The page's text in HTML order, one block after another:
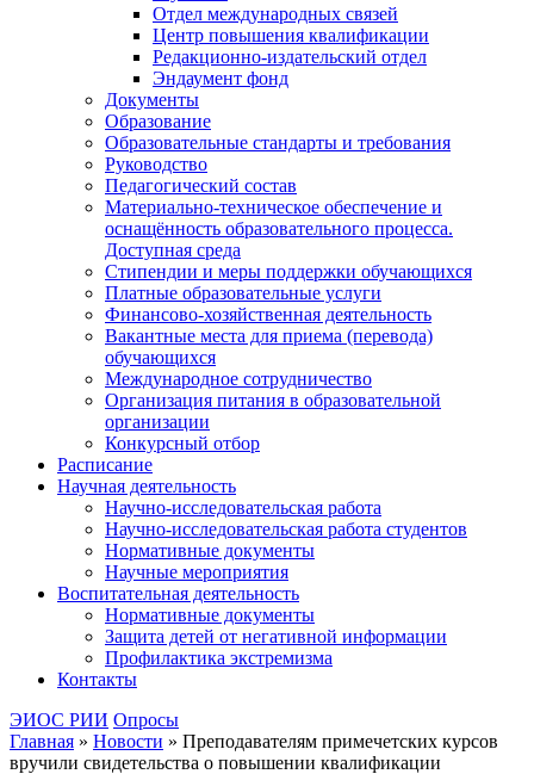
Отдел международных связей
Центр повышения квалификации
Редакционно-издательский отдел
Эндаумент фонд
Документы
Образование
Образовательные стандарты и требования
Руководство
Педагогический состав
Материально-техническое обеспечение и
оснащённость образовательного процесса.
Доступная среда
Стипендии и меры поддержки обучающихся
Платные образовательные услуги
Финансово-хозяйственная деятельность
Вакантные места для приема (перевода)
обучающихся
Международное сотрудничество
Организация питания в образовательной
организации
Конкурсный отбор
Расписание
Научная деятельность
Научно-исследовательская работа
Научно-исследовательская работа студентов
Нормативные документы
Научные мероприятия
Воспитательная деятельность
Нормативные документы
Защита детей от негативной информации
Профилактика экстремизма
Контакты
ЭИОС РИИ Опросы
Главная » Новости » Преподавателям примечетских курсов
вручили свидетельства о повышении квалификации